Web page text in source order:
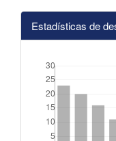
Estadísticas de